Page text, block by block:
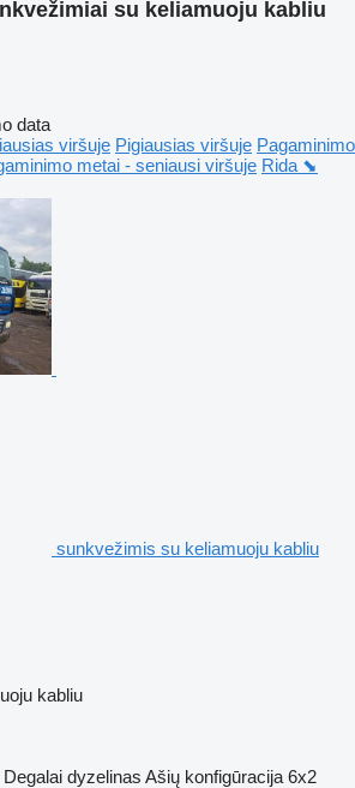
su keliamuoju kabliu
data
viršuje Pigiausias viršuje Pagaminimo
metai - seniausi viršuje Rida ⬊
sunkvežimis su keliamuoju kabliu
kabliu
Degalai dyzelinas Ašių konfigūracija 6x2